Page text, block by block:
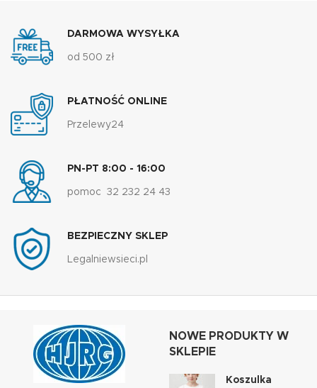
DARMOWA WYSYŁKA
od 500 zł
PŁATNOŚĆ ONLINE
Przelewy24
PN-PT 8:00 - 16:00
pomoc 32 232 24 43
BEZPIECZNY SKLEP
Legalniewsieci.pl
NOWE PRODUKTY W
SKLEPIE
Koszulka